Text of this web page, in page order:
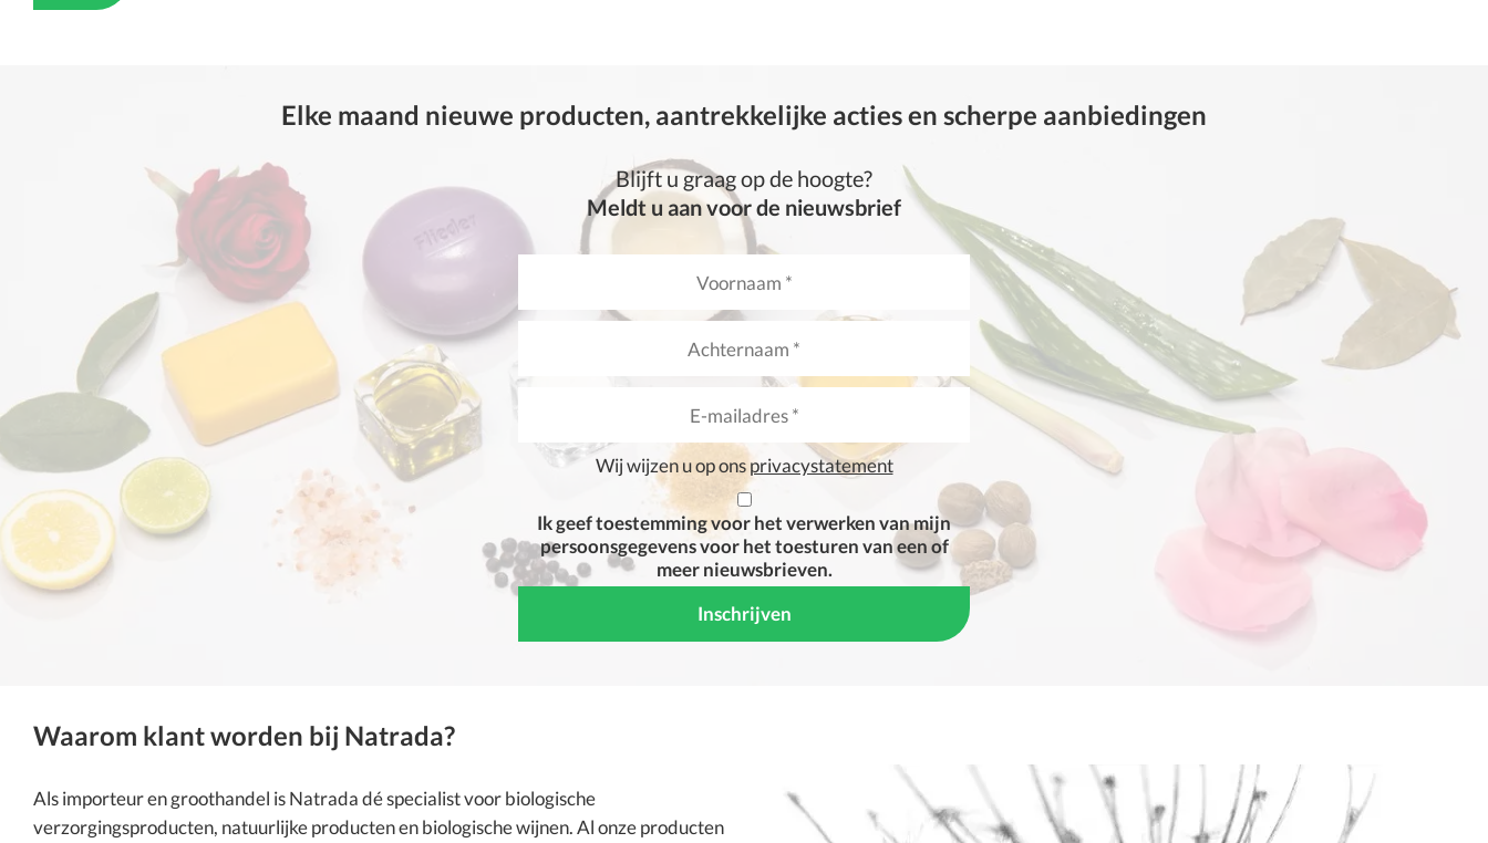
Elke maand nieuwe producten, aantrekkelijke acties en scherpe aanbiedingen
Blijft u graag op de hoogte?
Meldt u aan voor de nieuwsbrief
Wij wijzen u op onsprivacystatement
Ik geef toestemming voor het verwerken van mijn
persoonsgegevens voor het toesturen van een of
meer nieuwsbrieven.
Waarom klant worden bij Natrada?
Als importeur en groothandel isNatradadé specialist voorbiologische
verzorgingsproducten, natuurlijke producten enbiologische wijnen. Al onze producten